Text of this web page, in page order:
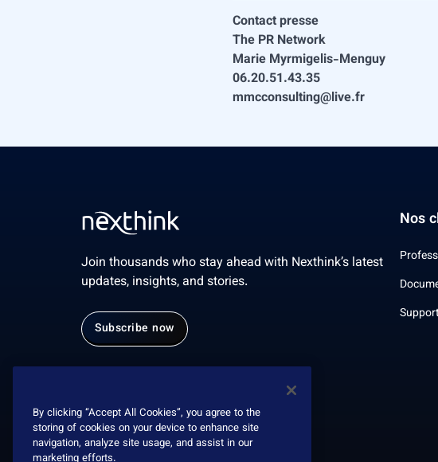
Contact presse
The PR Network
Marie Myrmigelis-Menguy
06.20.51.43.35
mmcconsulting@live.fr
Join thousands who stay ahead with Nexthink’s latest
updates, insights, and stories.
Subscribe now
Nos
Support
By clicking “Accept All Cookies”, you agree to the
storing of cookies on your device to enhance site
navigation, analyze site usage, and assist in our